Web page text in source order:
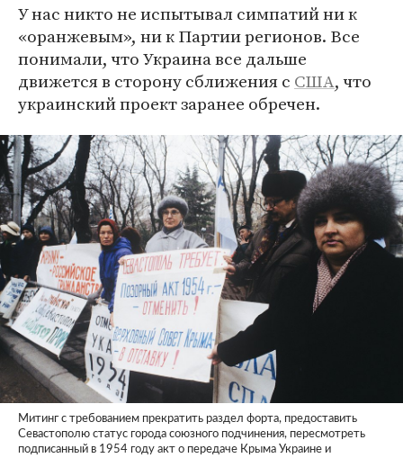
У нас никто не испытывал симпатий ни к
«оранжевым», ни к Партии регионов. Все
понимали, что Украина все дальше
движется в сторону сближения с США, что
украинский проект заранее обречен.
Митинг с требованием прекратить раздел форта, предоставить
Севастополю статус города союзного подчинения, пересмотреть
подписанный в 1954 году акт о передаче Крыма Украине и